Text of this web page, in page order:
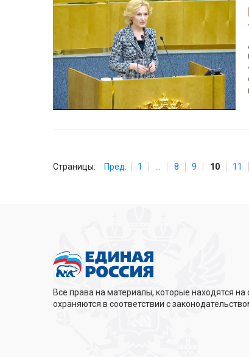
Страницы: Пред. 1 8 9 10 11
Все права на материалы, которые находятся на
охраняются в соответствии с